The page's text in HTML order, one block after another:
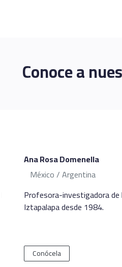
Conoce a
Ana Rosa Domenella
México / Argentina
Profesora-investigadora
Iztapalapa desde 1984.
Conócela